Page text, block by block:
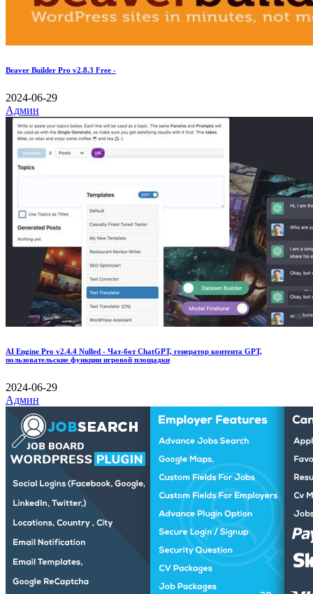
Beaver Builder Pro v2.8.3 Free -
2024-06-29
Админ
AI Engine Pro v2.4.4 Nulled - Чат-бот ChatGPT, генератор контента GPT,
пользовательские функции игровой площадки
2024-06-29
Админ